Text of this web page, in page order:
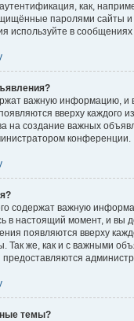
как,
паролями сайты и
используйте в сообщениях
важную информацию, и
вверху каждого
на создание важных
конференции.
содержат важную
в настоящий момент, и вы
появляются вверху
Так же, как и с важными
темы?